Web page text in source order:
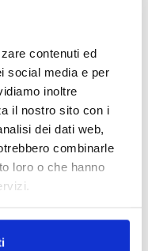
contenuti ed
social media e per
inoltre
il nostro sito con i
dei dati web,
combinarle
loro o che hanno
dei
del cibo e
e delle medicina
di alcune
di sostenibilità